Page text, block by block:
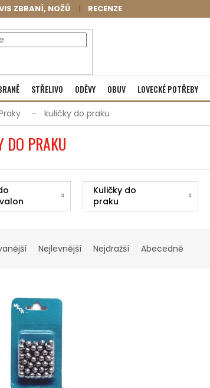
ZBRANÍ, NOŽŮ RECENZE
NÁKUPNÍ
KOŠÍK
Prázdný košík
STŘELIVO ODĚVY OBUV LOVECKÉ POTŘEBY
kuličky do praku
DO PRAKU
Kuličky do
praku
Jandao
Nejlevnější Nejdražší Abecedně